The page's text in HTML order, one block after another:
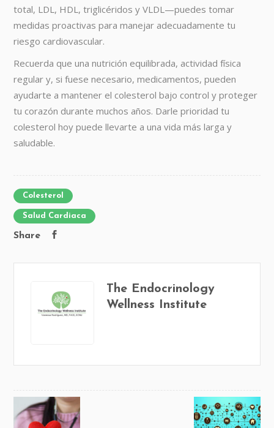
total, LDL, HDL, triglicéridos y VLDL—puedes tomar
medidas proactivas para manejar adecuadamente tu
riesgo cardiovascular.
Recuerda que una nutrición equilibrada, actividad física
regular y, si fuese necesario, medicamentos, pueden
ayudarte a mantener el colesterol bajo control y proteger
tu corazón durante muchos años. Darle prioridad tu
colesterol hoy puede llevarte a una vida más larga y
saludable.
Colesterol
Salud Cardiaca
Share
The Endocrinology
Wellness Institute